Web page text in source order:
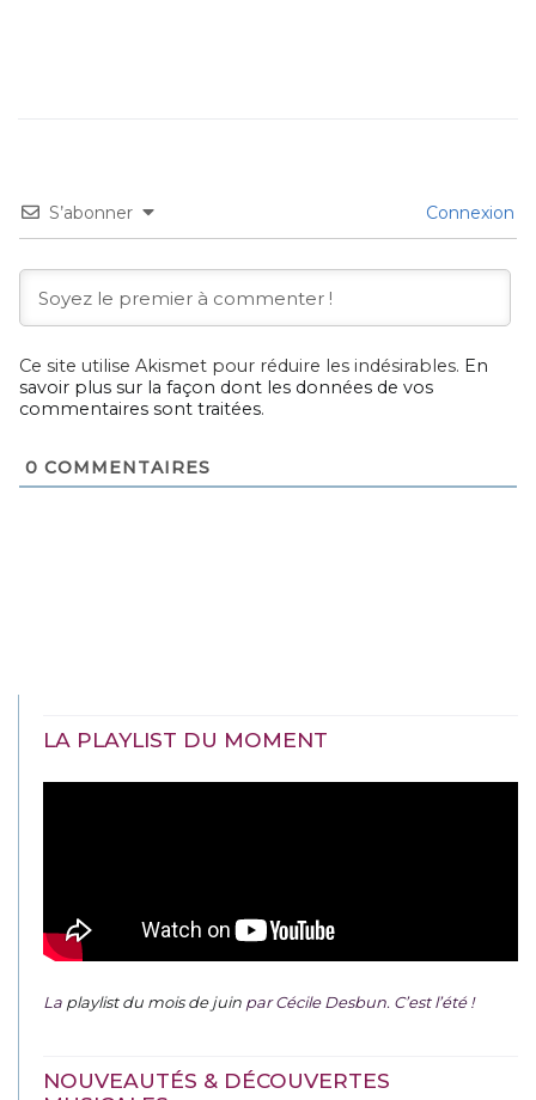
S’abonner Connexion
Ce site utilise Akismet pour réduire les indésirables. En
savoir plus sur la façon dont les données de vos
commentaires sont traitées.
0 COMMENTAIRES
LA PLAYLIST DU MOMENT
La playlist du mois de juin par Cécile Desbun. C’est l’été !
NOUVEAUTÉS & DÉCOUVERTES